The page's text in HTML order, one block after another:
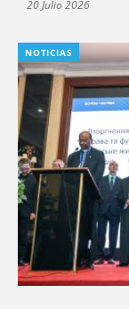
20 Julio 2026
NOTICIAS